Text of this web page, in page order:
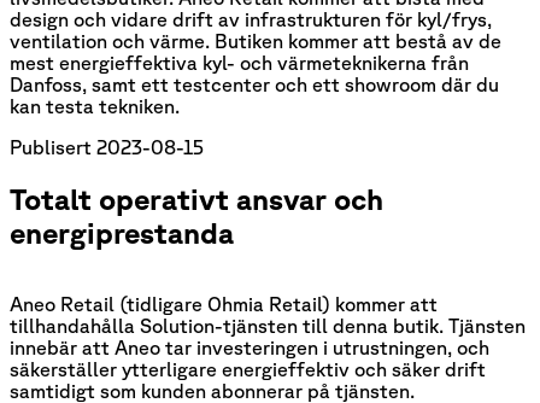
design och vidare drift av infrastrukturen för kyl/frys,
ventilation och värme. Butiken kommer att bestå av de
mest energieffektiva kyl- och värmeteknikerna från
Danfoss, samt ett testcenter och ett showroom där du
kan testa tekniken.
Publisert 2023-08-15
Totalt operativt ansvar och
energiprestanda
Aneo Retail (tidligare Ohmia Retail) kommer att
tillhandahålla Solution-tjänsten till denna butik. Tjänsten
innebär att Aneo tar investeringen i utrustningen, och
säkerställer ytterligare energieffektiv och säker drift
samtidigt som kunden abonnerar på tjänsten.